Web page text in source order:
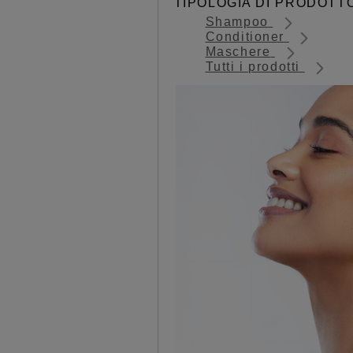
Shampoo
Conditioner
Maschere
Tutti i prodotti